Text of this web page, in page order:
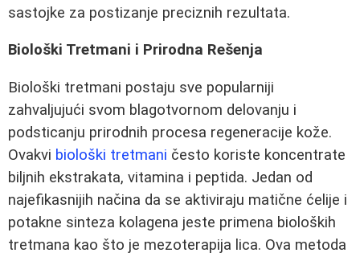
sastojke za postizanje preciznih rezultata.
Biološki Tretmani i Prirodna Rešenja
Biološki tretmani postaju sve popularniji
zahvaljujući svom blagotvornom delovanju i
podsticanju prirodnih procesa regeneracije kože.
Ovakvi biološki tretmani često koriste koncentrate
biljnih ekstrakata, vitamina i peptida. Jedan od
najefikasnijih načina da se aktiviraju matične ćelije i
potakne sinteza kolagena jeste primena bioloških
tretmana kao što je mezoterapija lica. Ova metoda